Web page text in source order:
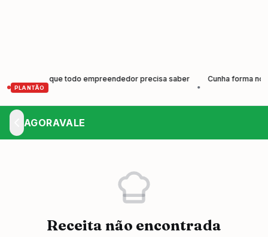
PLANTÃO
o que todo empreendedor precisa saber
Cunha forma nova
AGORAVALE
Receita não encontrada